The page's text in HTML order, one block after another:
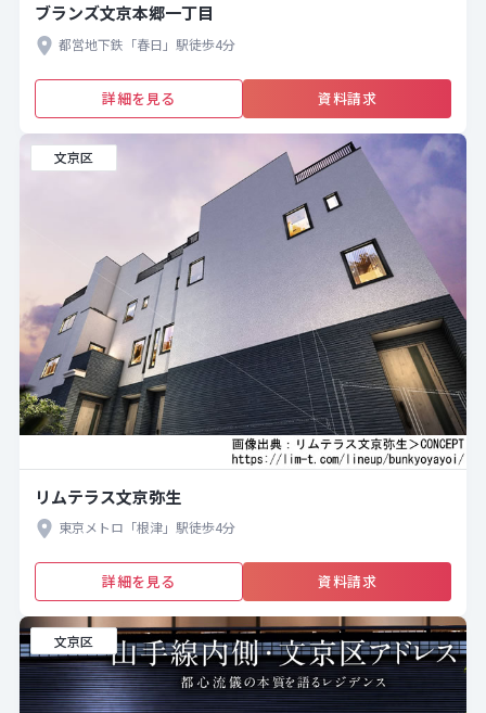
ブランズ文京本郷一丁目
都営地下鉄「春日」駅徒歩4分
詳細を見る 資料請求
文京区
リムテラス文京弥生
東京メトロ「根津」駅徒歩4分
詳細を見る 資料請求
文京区